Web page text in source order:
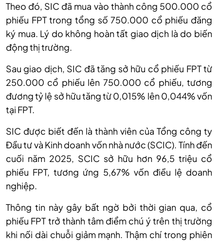
Theo đó, SIC đã mua vào thành công 500.000 cổ
phiếu FPT trong tổng số 750.000 cổ phiếu đăng
ký mua. Lý do không hoàn tất giao dịch là do biến
động thị trường.
Sau giao dịch, SIC đã tăng sở hữu cổ phiếu FPT từ
250.000 cổ phiếu lên 750.000 cổ phiếu, tương
đương tỷ lệ sở hữu tăng từ 0,015% lên 0,044% vốn
tại FPT.
SIC được biết đến là thành viên của Tổng công ty
Đầu tư và Kinh doanh vốn nhà nước (SCIC). Tính đến
cuối năm 2025, SCIC sở hữu hơn 96,5 triệu cổ
phiếu FPT, tương ứng 5,67% vốn điều lệ doanh
nghiệp.
Thông tin này gây bất ngờ bởi thời gian qua, cổ
phiếu FPT trở thành tâm điểm chú ý trên thị trường
khi nối dài chuỗi giảm mạnh. Thậm chí trong phiên